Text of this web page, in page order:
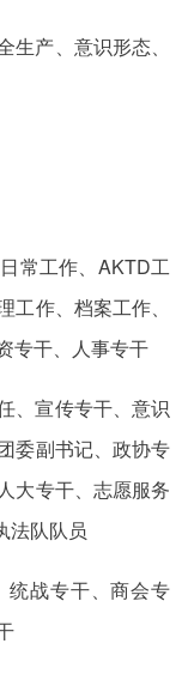
生产、意识形态、
常工作、AKTD工
作、档案工作、
专干、人事专干
、宣传专干、意识
委副书记、政协专
大专干、志愿服务
法队队员
统战专干、商会专